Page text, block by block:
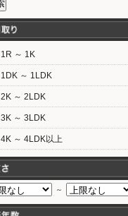
1R ～ 1K
1DK ～ 1LDK
2K ～ 2LDK
3K ～ 3LDK
4K ～ 4LDK以上
～